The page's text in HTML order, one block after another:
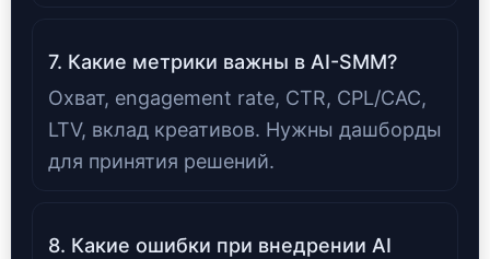
7. Какие метрики важны в AI-SMM?
Охват, engagement rate, CTR, CPL/CAC,
LTV, вклад креативов. Нужны дашборды
для принятия решений.
8. Какие ошибки при внедрении AI